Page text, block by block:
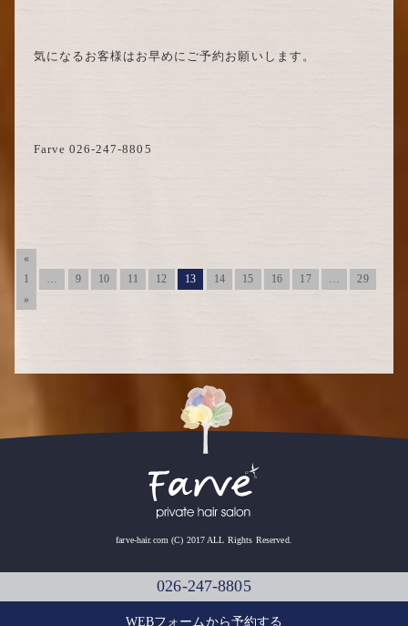
026-247-8805
WEBフォームから予約する
気になるお客様はお早めにご予約お願いします。
Farve 026-247-8805
«
1
9 10 11 12 13 14 15 16 17
29
»
farve-hair.com (C) 2017 ALL Rights Reserved.